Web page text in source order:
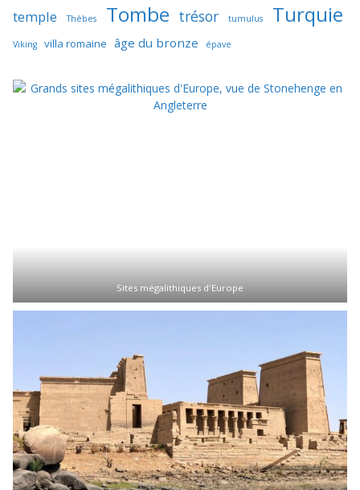
temple Thèbes Tombe trésor tumulus Turquie
Viking villa romaine âge du bronze épave
Sites mégalithiques d'Europe